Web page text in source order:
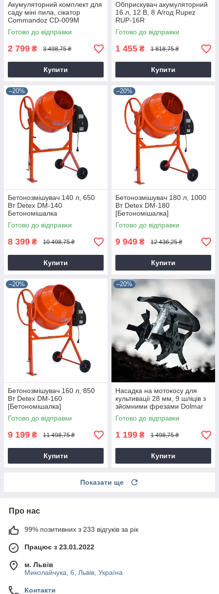
Акумуляторний комплект для
саду міні пила, сікатор
Commandoz CD-009M
Готово до відправки
2 799 ₴ 3 498,75 ₴
Купити
Обприскувач акумуляторний
16 л, 12 В, 8 А/год Rupez
RUP-16R
Готово до відправки
1 455 ₴ 1 818,75 ₴
Купити
–20%
Бетонозмішувач 140 л, 650
Вт Detex DM-140
Бетономішалка
Готово до відправки
8 399 ₴ 10 498,75 ₴
Купити
–20%
Бетонозмішувач 180 л, 1000
Вт Detex DM-180
[Бетономішалка]
Готово до відправки
9 949 ₴ 12 436,25 ₴
Купити
–20%
Бетонозмішувач 160 л, 850
Вт Detex DM-160
[Бетономішалка]
Готово до відправки
9 199 ₴ 11 498,75 ₴
Купити
–20%
Насадка на мотокосу для
культивації 28 мм, 9 шліців з
зйомними фрезами Dolmar
9T28
Готово до відправки
1 199 ₴ 1 498,75 ₴
Купити
Показати ще
Про нас
99% позитивних з 233 відгуків за рік
Працює з 23.01.2022
м. Львів
Миколайчука, 6, Львів, Україна
Контакти